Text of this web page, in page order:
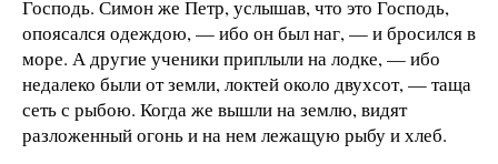
Господь. Симон же Петр, услышав, что это Господь,
опоясался одеждою, — ибо он был наг, — и бросился в
море. А другие ученики приплыли на лодке, — ибо
недалеко были от земли, локтей около двухсот, — таща
сеть с рыбою. Когда же вышли на землю, видят
разложенный огонь и на нем лежащую рыбу и хлеб.